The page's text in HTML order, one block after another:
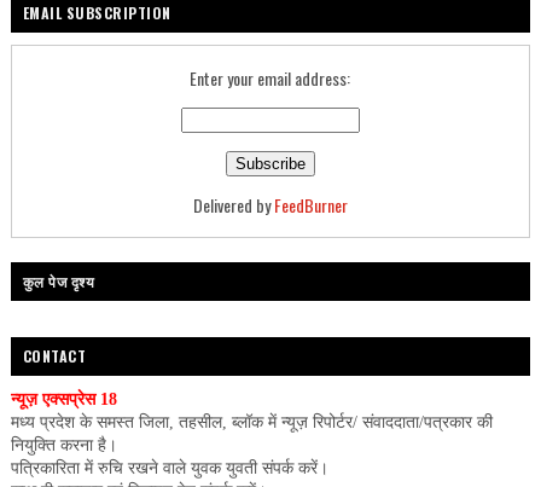
EMAIL SUBSCRIPTION
Enter your email address:
Delivered byFeedBurner
कुल पेज दृश्य
CONTACT
न्यूज़ एक्सप्रेस 18
मध्य प्रदेश के समस्त जिला, तहसील, ब्लॉक में न्यूज़ रिपोर्टर/ संवाददाता/पत्रकार की
नियुक्ति करना है।
पत्रिकारिता में रुचि रखने वाले युवक युवती संपर्क करें।